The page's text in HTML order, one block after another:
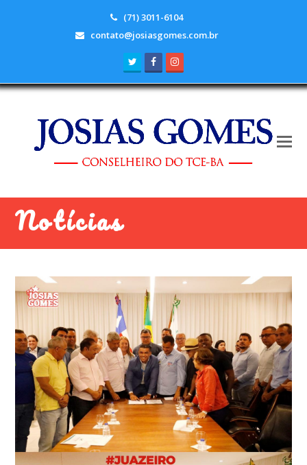
(71) 3011-6104
contato@josiasgomes.com.br
TwitterFacebook
Notícias